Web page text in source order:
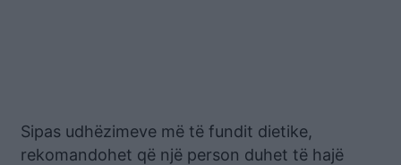
Sipas udhëzimeve më të fundit dietike,
rekomandohet që një person duhet të hajë